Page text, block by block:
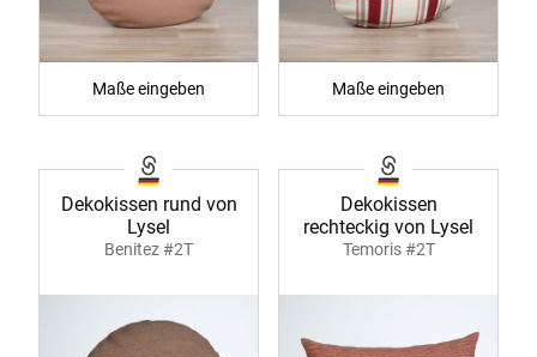
Maße eingeben Maße eingeben
Dekokissen rund von
Lysel
Benitez #2T
Dekokissen
rechteckig von Lysel
Temoris #2T